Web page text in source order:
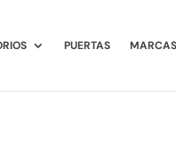
PUERTAS MARCAS